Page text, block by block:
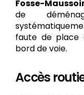
Fosse-
de
faute de place
bord de voie.
Accès